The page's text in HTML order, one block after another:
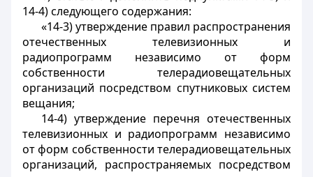
14-4) следующего содержания:
«14-3) утверждение правил распространения
отечественных телевизионных и
радиопрограмм независимо от форм
собственности телерадиовещательных
организаций посредством спутниковых систем
вещания;
14-4) утверждение перечня отечественных
телевизионных и радиопрограмм независимо
от форм собственности телерадиовещательных
организаций, распространяемых посредством